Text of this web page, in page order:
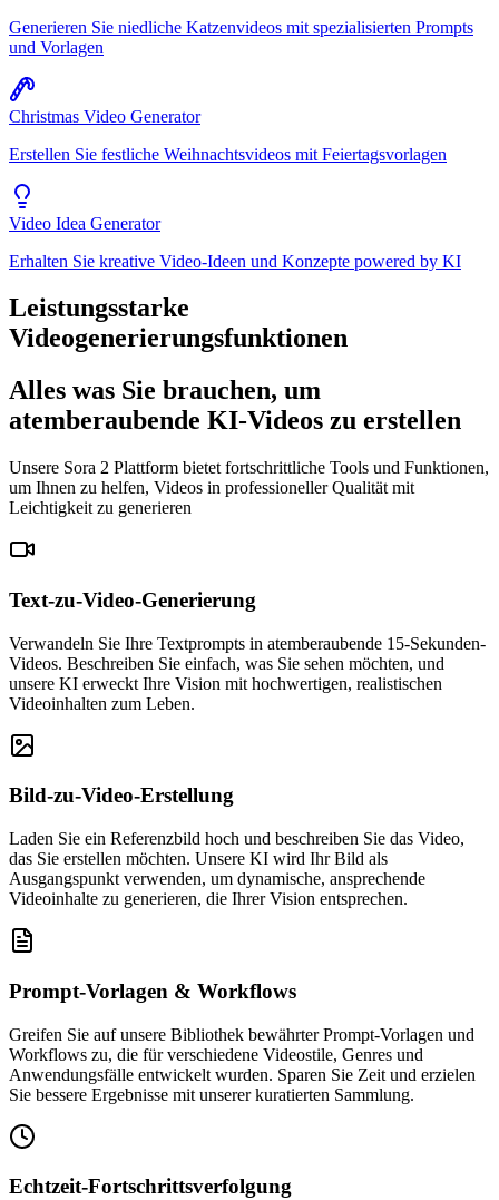
Generieren Sie niedliche Katzenvideos mit spezialisierten Prompts
und Vorlagen
Christmas Video Generator
Erstellen Sie festliche Weihnachtsvideos mit Feiertagsvorlagen
Video Idea Generator
Erhalten Sie kreative Video-Ideen und Konzepte powered by KI
Leistungsstarke
Videogenerierungsfunktionen
Alles was Sie brauchen, um
atemberaubende KI-Videos zu erstellen
Unsere Sora 2 Plattform bietet fortschrittliche Tools und Funktionen,
um Ihnen zu helfen, Videos in professioneller Qualität mit
Leichtigkeit zu generieren
Text-zu-Video-Generierung
Verwandeln Sie Ihre Textprompts in atemberaubende 15-Sekunden-
Videos. Beschreiben Sie einfach, was Sie sehen möchten, und
unsere KI erweckt Ihre Vision mit hochwertigen, realistischen
Videoinhalten zum Leben.
Bild-zu-Video-Erstellung
Laden Sie ein Referenzbild hoch und beschreiben Sie das Video,
das Sie erstellen möchten. Unsere KI wird Ihr Bild als
Ausgangspunkt verwenden, um dynamische, ansprechende
Videoinhalte zu generieren, die Ihrer Vision entsprechen.
Prompt-Vorlagen & Workflows
Greifen Sie auf unsere Bibliothek bewährter Prompt-Vorlagen und
Workflows zu, die für verschiedene Videostile, Genres und
Anwendungsfälle entwickelt wurden. Sparen Sie Zeit und erzielen
Sie bessere Ergebnisse mit unserer kuratierten Sammlung.
Echtzeit-Fortschrittsverfolgung